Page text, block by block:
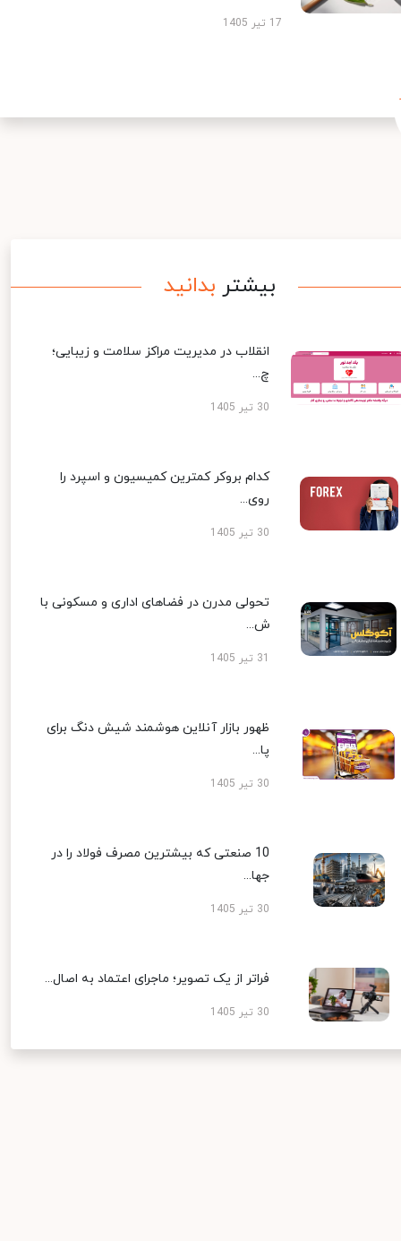
17 تیر 1405
بیشتر بدانید
انقلاب در مدیریت مراکز سلامت و زیبایی؛
چ...
30 تیر 1405
کدام بروکر کمترین کمیسیون و اسپرد را
روی...
30 تیر 1405
تحولی مدرن در فضاهای اداری و مسکونی با
ش...
ظهور بازار آنلاین هوشمند شیش دنگ برای
پا...
30 تیر 1405
10 صنعتی که بیشترین مصرف فولاد را در
جها...
30 تیر 1405
فراتر از یک تصویر؛ ماجرای اعتماد به اصال...
30 تیر 1405